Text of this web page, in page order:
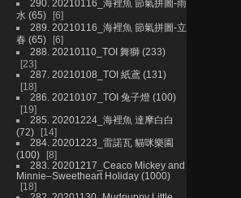
290. 20210116_海裡魚 節氣拼圖-雨
水 (65)
6
289. 20210116_海裡魚 節氣拼圖-立
春 (65)
6
288. 20210110_TOI 舞獅 (233)
23
287. 20210108_TOI 紙鳶 (131)
18
286. 20210107_TOI 兔子燈 (100)
19
285. 20201224_海裡魚 達摩白白
(72)
14
284. 20201223_雷諾瓦 貓咪樂園
(100)
8
283. 20201217_Ceaco Mickey and
Minnie–Sweetheart Holiday (1000)
18